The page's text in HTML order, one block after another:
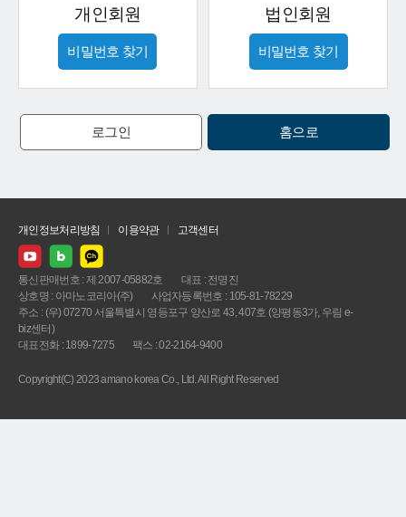
개인회원
비밀번호 찾기
법인회원
비밀번호 찾기
로그인 홈으로
개인정보처리방침 이용약관 고객센터
통신판매번호 : 제 2007-05882호
대표 : 전명진
상호명 : 아마노코리아(주)
사업자등록번호 : 105-81-78229
주소 : (우) 07270 서울특별시 영등포구 양산로 43, 407호 (양평동3가, 우림 e-
biz센터)
대표전화 : 1899-7275
팩스 : 02-2164-9400
Copyright(C) 2023 amano korea Co., Ltd. All Right Reserved